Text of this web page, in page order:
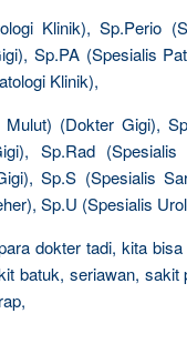
Klinik), Sp.Perio
Sp.PA (Spesialis
Klinik),
(Dokter Gigi),
Sp.Rad (Spesialis
Sp.S (Spesialis
Sp.U (Spesialis
dokter tadi, kita
batuk, seriawan,